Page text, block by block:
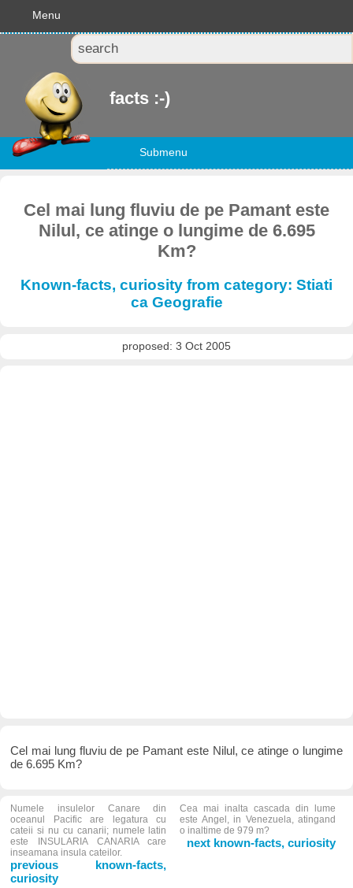
Menu
facts :-)
Submenu
Cel mai lung fluviu de pe Pamant este
Nilul, ce atinge o lungime de 6.695
Km?
Known-facts, curiosity from category: Stiati
ca Geografie
proposed: 3 Oct 2005
Cel mai lung fluviu de pe Pamant este Nilul, ce atinge o lungime
de 6.695 Km?
Numele insulelor Canare din
oceanul Pacific are legatura cu
cateii si nu cu canarii; numele latin
este INSULARIA CANARIA care
inseamana insula cateilor.
previous known-facts,
curiosity
Cea mai inalta cascada din lume
este Angel, in Venezuela, atingand
o inaltime de 979 m?
next known-facts, curiosity